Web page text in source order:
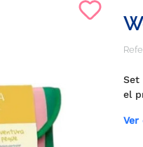
Set
el
Ver